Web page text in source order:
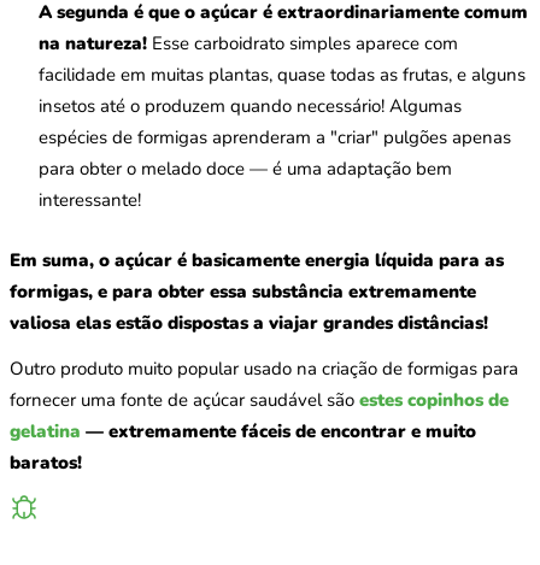
A segunda é que o açúcar é extraordinariamente comum
na natureza! Esse carboidrato simples aparece com
facilidade em muitas plantas, quase todas as frutas, e alguns
insetos até o produzem quando necessário! Algumas
espécies de formigas aprenderam a "criar" pulgões apenas
para obter o melado doce — é uma adaptação bem
interessante!
Em suma, o açúcar é basicamente energia líquida para as
formigas, e para obter essa substância extremamente
valiosa elas estão dispostas a viajar grandes distâncias!
Outro produto muito popular usado na criação de formigas para
fornecer uma fonte de açúcar saudável são estes copinhos de
gelatina — extremamente fáceis de encontrar e muito
baratos!